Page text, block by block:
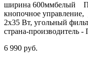
ширина 600ммбелый
кнопочное
2х35 Вт, угольный
страна-производитель -
6 990 руб.